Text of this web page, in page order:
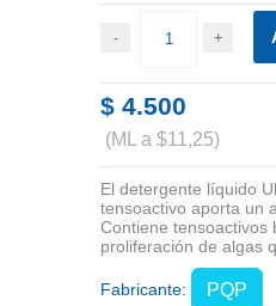
$ 4.500
(ML a $11,25)
El detergente líquido
tensoactivo aporta un
Contiene tensoactivos
proliferación de algas
Fabricante: PQP